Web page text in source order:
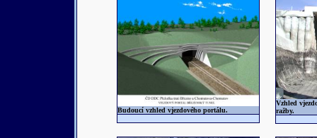
Budoucí vzhled vjezdového portálu.
Vzhled
ražby.